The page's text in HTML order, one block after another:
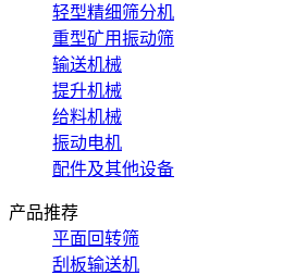
轻型精细筛分机
重型矿用振动筛
输送机械
提升机械
给料机械
振动电机
配件及其他设备
产品推荐
平面回转筛
刮板输送机